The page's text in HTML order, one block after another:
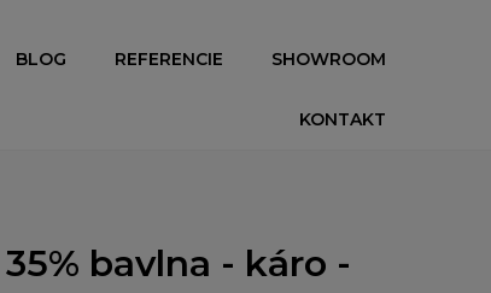
BLOG REFERENCIE SHOWROOM
KONTAKT
bavlna - káro -